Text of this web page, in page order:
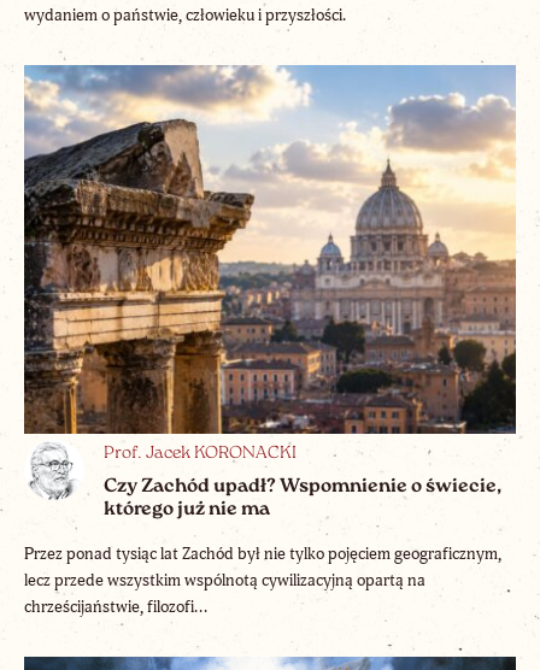
wydaniem o państwie, człowieku i przyszłości.
Prof. Jacek KORONACKI
Czy Zachód upadł? Wspomnienie o świecie,
którego już nie ma
Przez ponad tysiąc lat Zachód był nie tylko pojęciem geograficznym,
lecz przede wszystkim wspólnotą cywilizacyjną opartą na
chrześcijaństwie, filozofi...